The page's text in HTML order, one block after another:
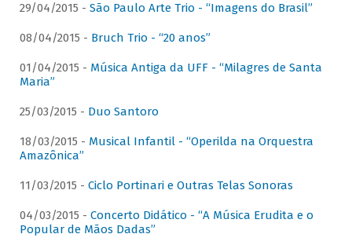
29/04/2015 - São Paulo Arte Trio - “Imagens do Brasil”
08/04/2015 - Bruch Trio - “20 anos”
01/04/2015 - Música Antiga da UFF - “Milagres de Santa
Maria”
25/03/2015 - Duo Santoro
18/03/2015 - Musical Infantil - “Operilda na Orquestra
Amazônica”
11/03/2015 - Ciclo Portinari e Outras Telas Sonoras
04/03/2015 - Concerto Didático - “A Música Erudita e o
Popular de Mãos Dadas”